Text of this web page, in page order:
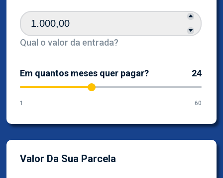
Qual o valor da entrada?
Em quantos meses quer pagar? 24
1 60
Valor Da Sua Parcela